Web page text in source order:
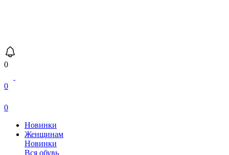
0
0
0
Новинки
Женщинам
Новинки
Вся обувь